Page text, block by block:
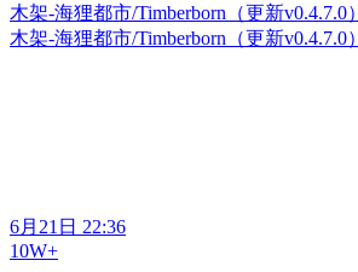
木架-海狸都市/Timberborn（更新v0.4.7.0）
木架-海狸都市/Timberborn（更新v0.4.7.0）
6月21日 22:36
10W+